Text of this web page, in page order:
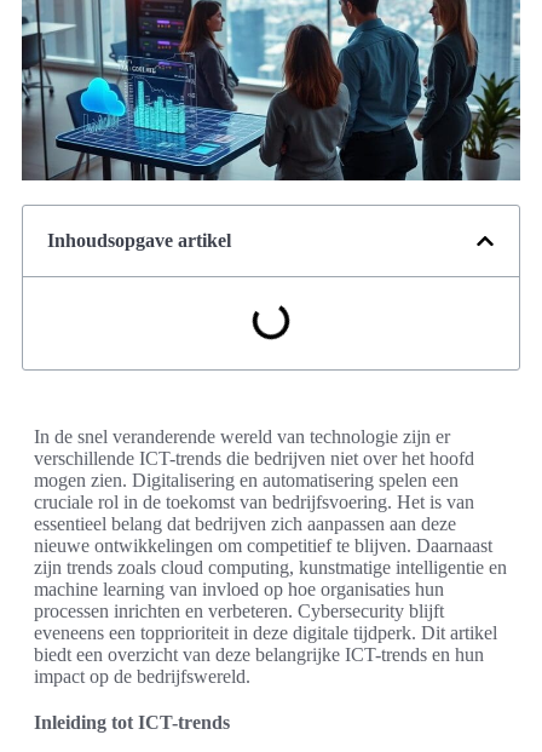
Inhoudsopgave artikel
In de snel veranderende wereld van technologie zijn er
verschillende ICT-trends die bedrijven niet over het hoofd
mogen zien. Digitalisering en automatisering spelen een
cruciale rol in de toekomst van bedrijfsvoering. Het is van
essentieel belang dat bedrijven zich aanpassen aan deze
nieuwe ontwikkelingen om competitief te blijven. Daarnaast
zijn trends zoals cloud computing, kunstmatige intelligentie en
machine learning van invloed op hoe organisaties hun
processen inrichten en verbeteren. Cybersecurity blijft
eveneens een topprioriteit in deze digitale tijdperk. Dit artikel
biedt een overzicht van deze belangrijke ICT-trends en hun
impact op de bedrijfswereld.
Inleiding tot ICT-trends